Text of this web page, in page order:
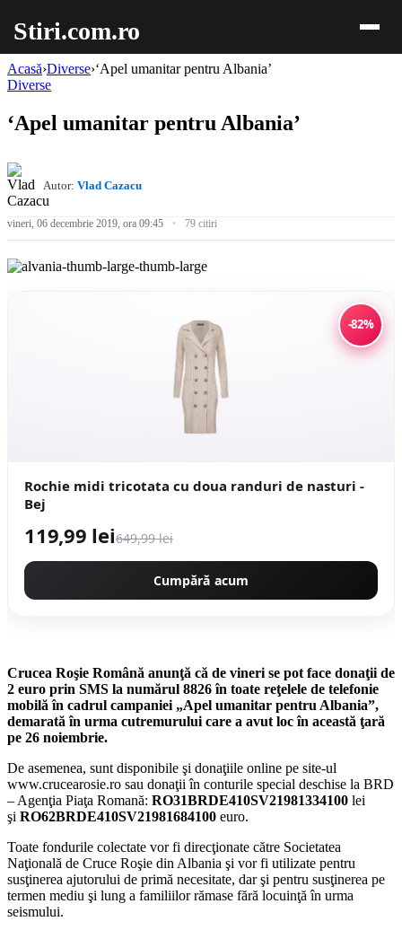
Stiri.com.ro
Acasă›Diverse›‘Apel umanitar pentru Albania’
Diverse
‘Apel umanitar pentru Albania’
Autor: Vlad Cazacu
vineri, 06 decembrie 2019, ora 09:45 79 citiri
-82%
Rochie midi tricotata cu doua randuri de nasturi -
Bej
119,99 lei649,99 lei
Cumpără acum
Crucea Roşie Română anunţă că de vineri se pot face donaţii de
2 euro prin SMS la numărul 8826 în toate reţelele de telefonie
mobilă în cadrul campaniei „Apel umanitar pentru Albania”,
demarată în urma cutremurului care a avut loc în această ţară
pe 26 noiembrie.
De asemenea, sunt disponibile şi donaţiile online pe site-ul
www.crucearosie.ro sau donaţii în conturile special deschise la BRD
– Agenţia Piaţa Romană: RO31BRDE410SV21981334100 lei
şi RO62BRDE410SV21981684100 euro.
Toate fondurile colectate vor fi direcţionate către Societatea
Naţională de Cruce Roşie din Albania şi vor fi utilizate pentru
susţinerea ajutorului de primă necesitate, dar şi pentru susţinerea pe
termen mediu şi lung a familiilor rămase fără locuinţă în urma
seismului.